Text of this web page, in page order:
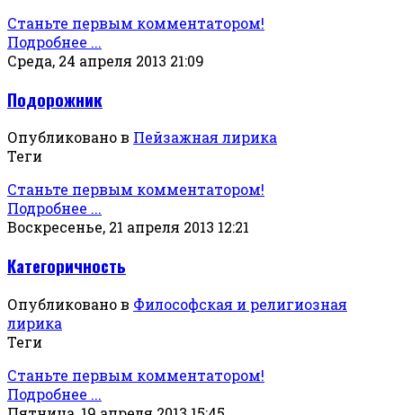
Станьте первым комментатором!
Подробнее ...
Среда, 24 апреля 2013 21:09
Подорожник
Опубликовано в Пейзажная лирика
Теги
Станьте первым комментатором!
Подробнее ...
Воскресенье, 21 апреля 2013 12:21
Категоричность
Опубликовано в Философская и религиозная
лирика
Теги
Станьте первым комментатором!
Подробнее ...